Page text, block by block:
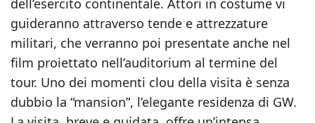
dell’esercito continentale. Attori in costume vi
guideranno attraverso tende e attrezzature
militari, che verranno poi presentate anche nel
film proiettato nell’auditorium al termine del
tour. Uno dei momenti clou della visita è senza
dubbio la “mansion”, l’elegante residenza di GW.